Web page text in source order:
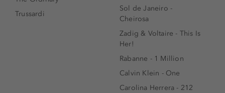
Trussardi
Sol de Janeiro -
Cheirosa
Zadig & Voltaire - This Is
Her!
Rabanne - 1 Million
Calvin Klein - One
Carolina Herrera - 212